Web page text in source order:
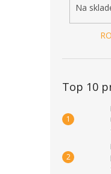
Na
Top 10